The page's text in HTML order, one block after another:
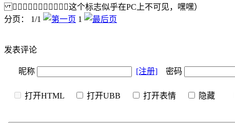
（这个标志似乎在PC上不可见，嘿嘿）
分页： 1/1
1
发表评论
昵称 [注册] 密码
打开HTML 打开UBB 打开表情 隐藏